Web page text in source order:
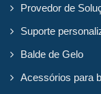
Provedor de
Suporte
Balde de Gelo
Acessórios para